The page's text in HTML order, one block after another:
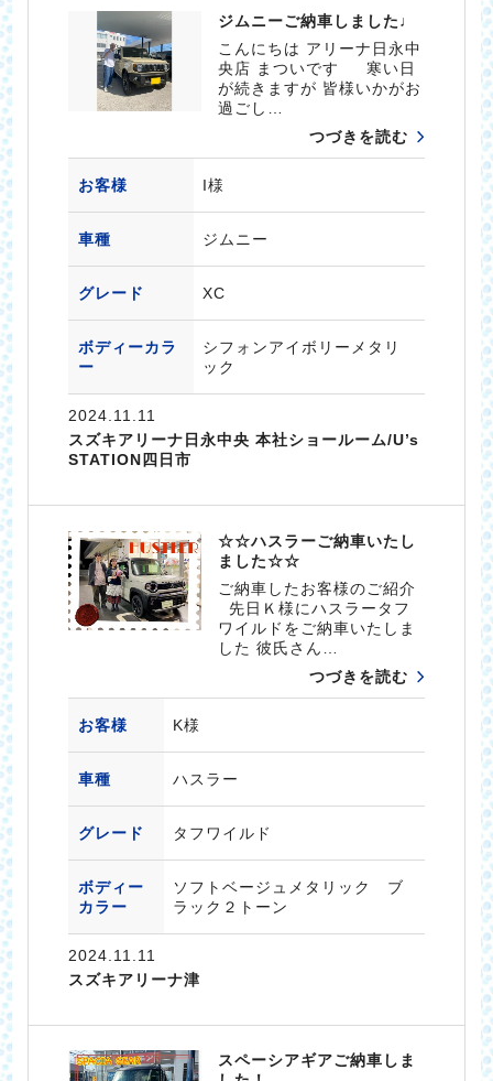
ジムニーご納車しました♩
こんにちは アリーナ日永中
央店 まついです 寒い日
が続きますが 皆様いかがお
過ごし…
つづきを読む
お客様 I様
車種 ジムニー
グレード XC
ボディーカラ
ー
シフォンアイボリーメタリ
ック
2024.11.11
スズキアリーナ日永中央 本社ショールーム/U’s
STATION四日市
☆☆ハスラーご納車いたし
ました☆☆
ご納車したお客様のご紹介
先日Ｋ様にハスラータフ
ワイルドをご納車いたしま
した 彼氏さん…
つづきを読む
お客様 K様
車種 ハスラー
グレード タフワイルド
ボディー
カラー
ソフトベージュメタリック ブ
ラック２トーン
2024.11.11
スズキアリーナ津
スペーシアギアご納車しま